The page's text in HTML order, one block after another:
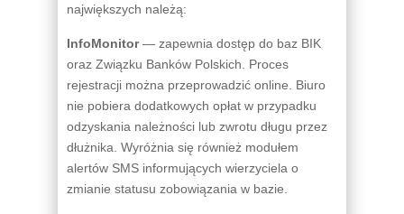
największych należą:
InfoMonitor— zapewnia dostęp do baz BIK
oraz Związku Banków Polskich. Proces
rejestracji można przeprowadzić online. Biuro
nie pobiera dodatkowych opłat w przypadku
odzyskania należności lub zwrotu długu przez
dłużnika. Wyróżnia się również modułem
alertów SMS informujących wierzyciela o
zmianie statusu zobowiązania w bazie.